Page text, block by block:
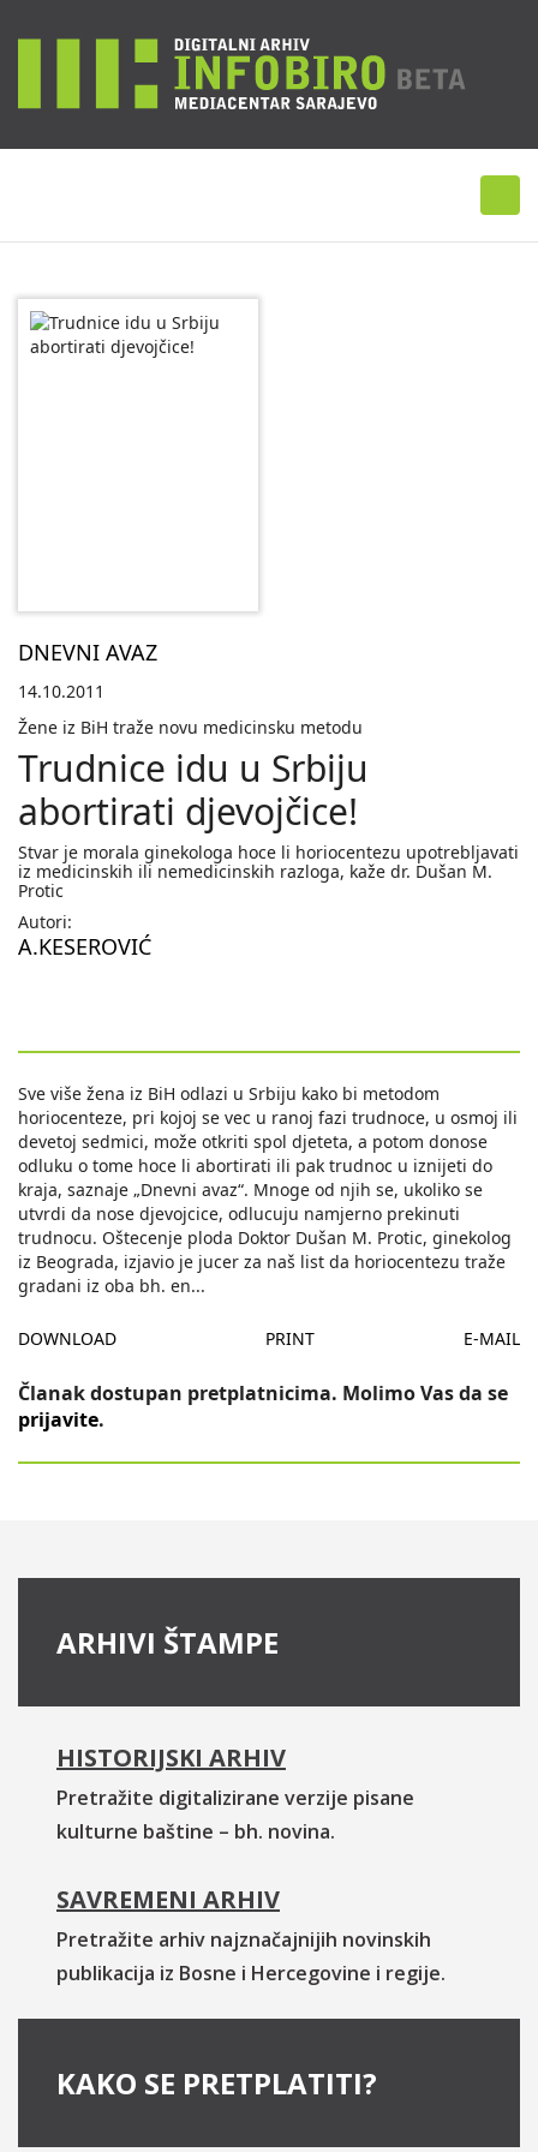
DNEVNI AVAZ
14.10.2011
Žene iz BiH traže novu medicinsku metodu
Trudnice idu u Srbiju
abortirati djevojčice!
Stvar je morala ginekologa hoce li horiocentezu upotrebljavati
iz medicinskih ili nemedicinskih razloga, kaže dr. Dušan M.
Protic
Autori:
A.KESEROVIĆ
Sve više žena iz BiH odlazi u Srbiju kako bi metodom
horiocenteze, pri kojoj se vec u ranoj fazi trudnoce, u osmoj ili
devetoj sedmici, može otkriti spol djeteta, a potom donose
odluku o tome hoce li abortirati ili pak trudnoc u iznijeti do
kraja, saznaje „Dnevni avaz“. Mnoge od njih se, ukoliko se
utvrdi da nose djevojcice, odlucuju namjerno prekinuti
trudnocu. Oštecenje ploda Doktor Dušan M. Protic, ginekolog
iz Beograda, izjavio je jucer za naš list da horiocentezu traže
gradani iz oba bh. en...
DOWNLOAD PRINT E-MAIL
Članak dostupan pretplatnicima. Molimo Vas da se
prijavite.
ARHIVI ŠTAMPE
HISTORIJSKI ARHIV
Pretražite digitalizirane verzije pisane
kulturne baštine – bh. novina.
SAVREMENI ARHIV
Pretražite arhiv najznačajnijih novinskih
publikacija iz Bosne i Hercegovine i regije.
KAKO SE PRETPLATITI?